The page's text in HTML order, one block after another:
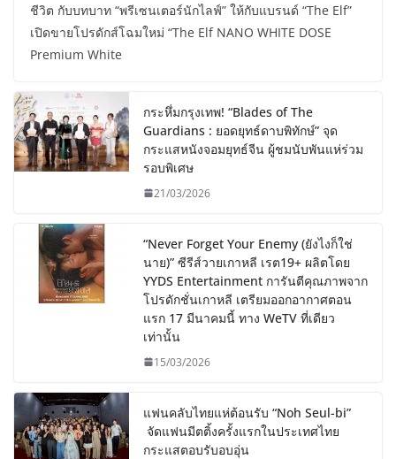
ชีวิต กับบทบาท “พรีเซนเตอร์นักไลฟ์” ให้กับแบรนด์ “The Elf”
เปิดขายโปรดักส์โฉมใหม่ “The Elf NANO WHITE DOSE
Premium White
กระหึ่มกรุงเทพ! “Blades of The
Guardians : ยอดยุทธ์ดาบพิทักษ์” จุด
กระแสหนังจอมยุทธ์จีน ผู้ชมนับพันแห่ร่วม
รอบพิเศษ
21/03/2026
“Never Forget Your Enemy (ยังไงก็ใช่
นาย)” ซีรีส์วายเกาหลี เรต19+ ผลิตโดย
YYDS Entertainment การันตีคุณภาพจาก
โปรดักชั่นเกาหลี เตรียมออกอากาศตอน
แรก 17 มีนาคมนี้ ทาง WeTV ที่เดียว
เท่านั้น
15/03/2026
แฟนคลับไทยแห่ต้อนรับ “Noh Seul-bi”
จัดแฟนมีตติ้งครั้งแรกในประเทศไทย
กระแสตอบรับอบอุ่น